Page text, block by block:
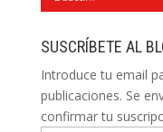
SUSCRÍBETE AL
Introduce tu email
publicaciones. Se
confirmar tu